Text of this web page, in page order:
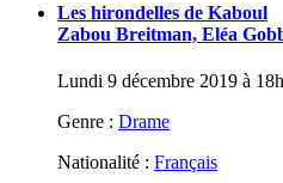
Les hirondelles de Kaboul
Zabou Breitman, Eléa
Lundi 9 décembre 2019 à
Genre : Drame
Nationalité : Français